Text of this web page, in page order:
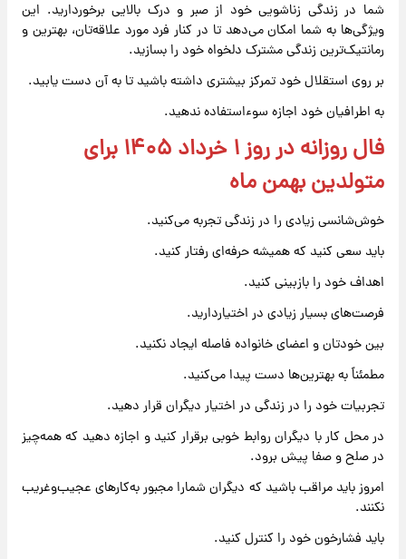
شما در زندگی زناشویی خود از صبر و درک بالایی برخوردارید. این
ویژگی‌ها به شما امکان می‌دهد تا در کنار فرد مورد علاقه‌تان، بهترین و
رمانتیک‌ترین زندگی مشترک دلخواه خود را بسازید.
بر روی استقلال خود تمرکز بیشتری داشته باشید تا به آن دست یابید.
به اطرافیان خود اجازه سوءاستفاده ندهید.
فال روزانه در روز ۱ خرداد ۱۴۰۵ برای
متولدین بهمن ماه
خوش‌شانسی زیادی را در زندگی تجربه می‌کنید.
باید سعی کنید که همیشه حرفه‌ای رفتار کنید.
اهداف خود را بازبینی کنید.
فرصت‌های بسیار زیادی در اختیاردارید.
بین خودتان و اعضای خانواده فاصله ایجاد نکنید.
مطمئناً به بهترین‌ها دست پیدا می‌کنید.
تجربیات خود را در زندگی در اختیار دیگران قرار دهید.
در محل کار با دیگران روابط خوبی برقرار کنید و اجازه دهید که همه‌چیز
در صلح و صفا پیش برود.
امروز باید مراقب باشید که دیگران شمارا مجبور به‌کارهای عجیب‌وغریب
نکنند.
باید فشارخون خود را کنترل کنید.